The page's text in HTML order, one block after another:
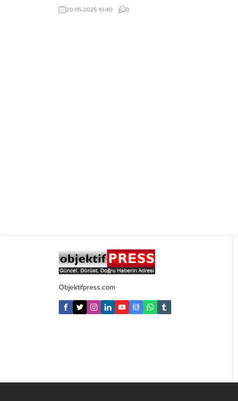
olayı ile ilgili olarak il Emniyet
Müdürlüğünün yaptığı operasyonu
20.05.2025 10:40 0
Objektifpress.com